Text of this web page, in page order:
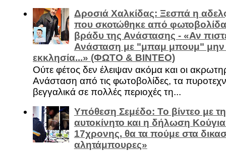
Δροσιά Χαλκίδας: Ξεσπά η
που σκοτώθηκε από φωτοβολίδα
βράδυ της Ανάστασης - «Αν
Ανάσταση με "μπαμ μπουμ" μην
εκκλησία...» (ΦΩΤΟ & ΒΙΝΤΕΟ)
Ούτε φέτος δεν έλειψαν ακόμα και οι
Ανάσταση από τις φωτοβολίδες, τα
βεγγαλικά σε πολλές περιοχές τη...
Υπόθεση Σεμέδο: Το βίντεο με
αυτοκίνητο και η δήλωση
17χρονης, θα τα πούμε στα
αλητάμπουρες»